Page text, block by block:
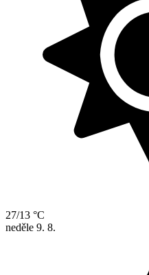
27/13 °C
neděle 9. 8.